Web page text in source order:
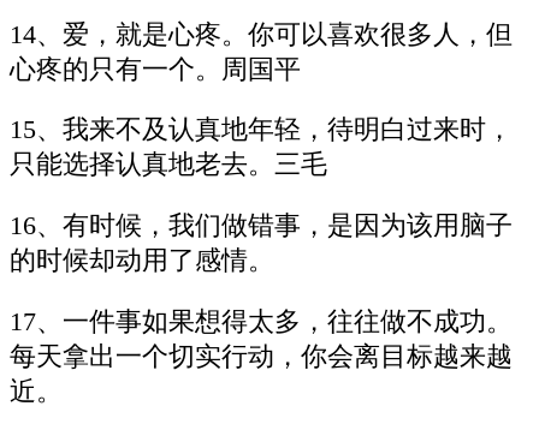
14、爱，就是心疼。你可以喜欢很多人，但
心疼的只有一个。周国平
15、我来不及认真地年轻，待明白过来时，
只能选择认真地老去。三毛
16、有时候，我们做错事，是因为该用脑子
的时候却动用了感情。
17、一件事如果想得太多，往往做不成功。
每天拿出一个切实行动，你会离目标越来越
近。